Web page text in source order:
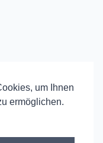
um Ihnen
ermöglichen.